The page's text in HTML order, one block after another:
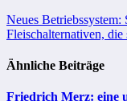
Neues
Fleischalternativen, die
Ähnliche Beiträge
Friedrich Merz: eine